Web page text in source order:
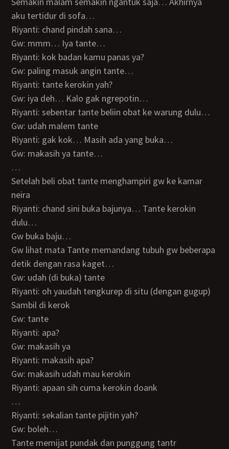
aku tertidur di sofa…
Riyanti: chand pindah sana…
Gw: mmm… Iya tante…
Riyanti: kok badan kamu panas ya?
Gw: paling masuk angin tante…
Riyanti: tante kerokin yah?
Gw: iya deh… Kalo gak ngrepotin…
Riyanti: sebentar tante beliin obat ke warung dulu…
Gw: udah malem tante
Riyanti: gak kok… Masih ada yang buka…
Gw: makasih ya tante…
…
Setelah beli obat tante menghampiri gw ke kamar
neira
Riyanti: chand sini buka bajunya… Tante kerokin
dulu…
Gw buka baju…
Gw lihat mata Tante memandang tubuh gw beberapa
detik dengan rasa kaget…
Gw: udah (di buka) tante
Riyanti: oh yaudah tengkurep di situ (dengan gugup)
Sambil di kerok
Gw: tante
Riyanti: apa?
Gw: makasih ya
Riyanti: makasih apa?
Gw: makasih udah mau kerokin
Riyanti: apaan sih cuma kerokin doank
…
Riyanti: sekalian tante pijitin yah?
Gw: boleh…
Tante memijat pundak dan punggung tantr